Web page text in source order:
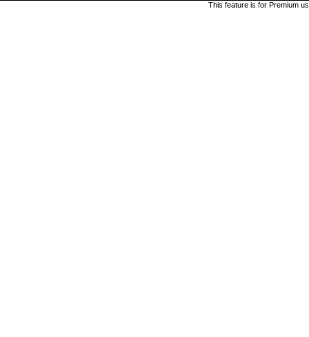
This feature is for Premium